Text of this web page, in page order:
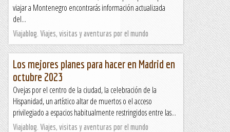
viajar a Montenegro encontrarás información actualizada
del...
Viajablog. Viajes, visitas y aventuras por el mundo
Los mejores planes para hacer en Madrid en
octubre 2023
Ovejas por el centro de la ciudad, la celebración de la
Hispanidad, un artístico altar de muertos o el acceso
privilegiado a espacios habitualmente restringidos entre las...
Viajablog. Viajes, visitas y aventuras por el mundo